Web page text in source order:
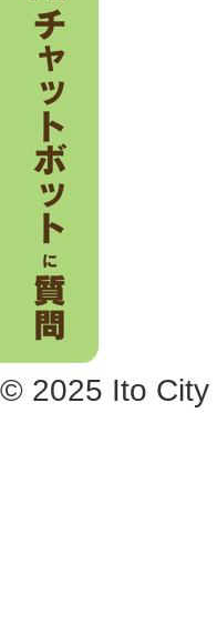
© 2025 Ito City